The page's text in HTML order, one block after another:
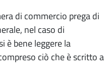
di commercio prega di
nel caso di
è bene leggere la
ciò che è scritto a